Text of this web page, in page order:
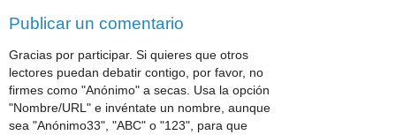
Publicar un comentario
Gracias por participar. Si quieres que otros
lectores puedan debatir contigo, por favor, no
firmes como "Anónimo" a secas. Usa la opción
"Nombre/URL" e invéntate un nombre, aunque
sea "Anónimo33", "ABC" o "123", para que